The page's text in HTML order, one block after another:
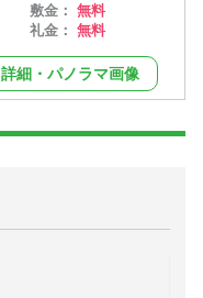
敷金：無料
礼金：無料
詳細・パノラマ画像